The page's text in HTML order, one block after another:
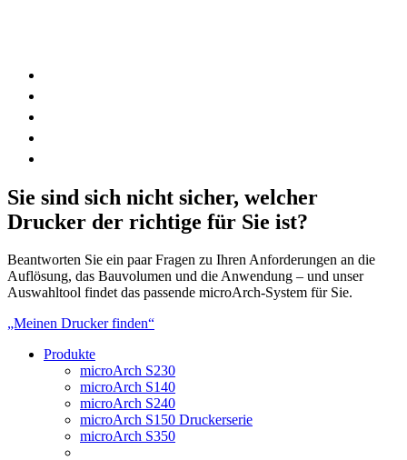
Sie sind sich nicht sicher, welcher
Drucker der richtige für Sie ist?
Beantworten Sie ein paar Fragen zu Ihren Anforderungen an die
Auflösung, das Bauvolumen und die Anwendung – und unser
Auswahltool findet das passende microArch-System für Sie.
„Meinen Drucker finden“
Produkte
microArch S230
microArch S140
microArch S240
microArch S150 Druckerserie
microArch S350